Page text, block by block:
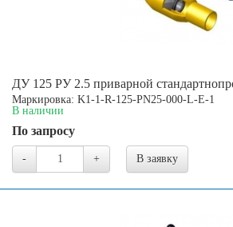
ДУ 125 РУ 2.5 приварной
Маркировка: K1-1-R-125-PN25-000-L-E-1
В наличии
По запросу
- + В заявку